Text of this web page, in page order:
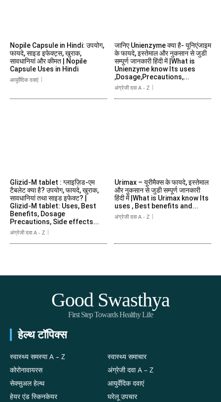
Nopile Capsule in Hindi: उपयोग,
फायदे, साइड इफेक्ट्स, खुराक,
सावधानियां और कीमत | Nopile
Capsule Uses in Hindi
आयुर्वेदिक दवाएं
जानिए Unienzyme क्या है- यूनिएंजाइम
के फायदे, इस्तेमाल और नुकसान से जुडी
सम्पूर्ण जानकारी हिंदी में |What is
Unienzyme know Its uses
,Dosage,Precautions,...
अंग्रेजी दवा A - Z
Glizid-M tablet : ग्लाइज़िड-एम
टैबलेट क्या है? उपयोग, फायदे, खुराक,
सावधानियां तथा साइड इफेक्ट? |
Glizid-M tablet: Uses, Best
Benefits, Dosage
Precautions, Side effects...
अंग्रेजी दवा A - Z
Urimax – यूरीमैक्स के फायदे, इस्तेमाल
और नुकसान से जुडी सम्पूर्ण जानकारी
हिंदी में |What is Urimax know Its
uses , Best benefits and...
अंग्रेजी दवा A - Z
Good Swasthya
First Step Towards Healthy Life
हेल्थ टॉपिक्स
स्वास्थ्य समस्या A – Z
कोरोनावायरस
सेक्सुअल हेल्थ
हेयर एंड स्किनकेयर
स्वास्थ्य समाचार
अंग्रेजी दवा A – Z
आयुर्वेदिक दवाएं
घरेलू उपचार